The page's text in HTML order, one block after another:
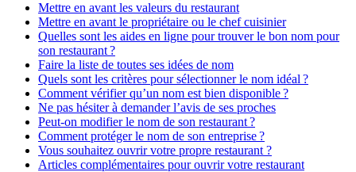
Mettre en avant les valeurs du restaurant
Mettre en avant le propriétaire ou le chef cuisinier
Quelles sont les aides en ligne pour trouver le bon nom pour
son restaurant ?
Faire la liste de toutes ses idées de nom
Quels sont les critères pour sélectionner le nom idéal ?
Comment vérifier qu’un nom est bien disponible ?
Ne pas hésiter à demander l’avis de ses proches
Peut-on modifier le nom de son restaurant ?
Comment protéger le nom de son entreprise ?
Vous souhaitez ouvrir votre propre restaurant ?
Articles complémentaires pour ouvrir votre restaurant